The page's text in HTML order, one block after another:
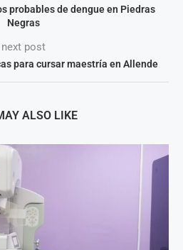
probables de dengue en Piedras
Negras
next post
para cursar maestría en Allende
ALSO LIKE